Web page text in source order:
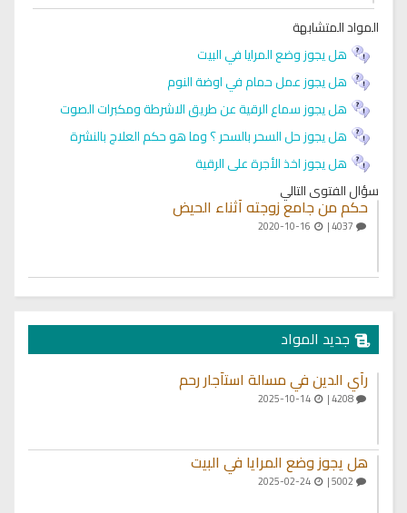
المواد المتشابهة
هل يجوز وضع المرايا في البيت
هل يجوز عمل حمام في اوضة النوم
هل يجوز سماع الرقية عن طريق الاشرطة ومكبرات الصوت
هل يجوز حل السحر بالسحر ؟ وما هو حكم العلاج بالنشرة
هل يجوز اخذ الأجرة على الرقية
سؤال الفتوى التالي
حكم من جامع زوجته أثناء الحيض
جديد المواد
رأي الدين في مسالة استأجار رحم
4208 |
2025-10-14
هل يجوز وضع المرايا في البيت
2025-02-24